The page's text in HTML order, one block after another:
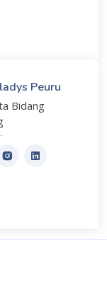
Peuru
Bidang